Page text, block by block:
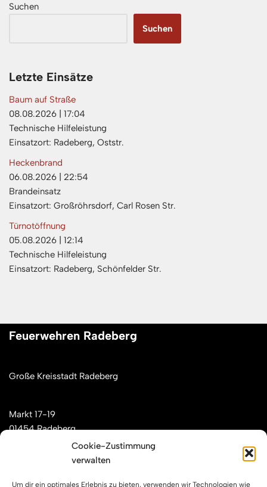
Cookie-Zustimmung
verwalten
Um dir ein optimales Erlebnis zu bieten, verwenden wir Technologien wie
Suchen
Suchen
Letzte Einsätze
Baum auf Straße
08.08.2026
17:04
Technische Hilfeleistung
Einsatzort: Radeberg, Oststr.
Heckenbrand
06.08.2026
22:54
Brandeinsatz
Einsatzort: Großröhrsdorf, Carl Rosen Str.
Türnotöffnung
05.08.2026
12:14
Technische Hilfeleistung
Einsatzort: Radeberg, Schönfelder Str.
Feuerwehren Radeberg
Große Kreisstadt Radeberg
Markt 17-19
01454 Radeberg
Mail: kontakt[at]feuerwehren-radeberg.de